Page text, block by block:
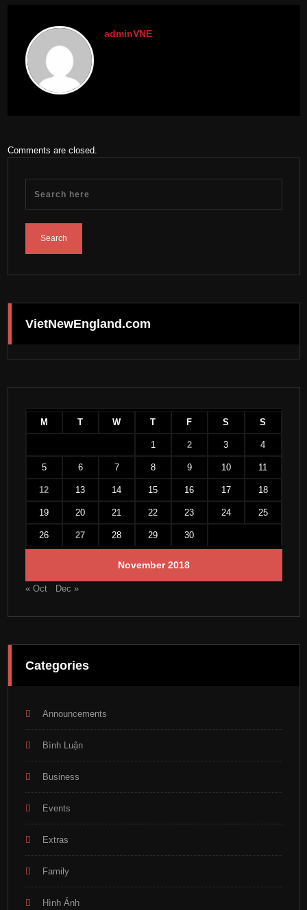
adminVNE
Comments are closed.
VietNewEngland.com
November 2018
M T W T F S S
1 2 3 4
5 6 7 8 9 10 11
12 13 14 15 16 17 18
19 20 21 22 23 24 25
26 27 28 29 30
« Oct Dec »
Categories
Announcements
Bình Luận
Business
Events
Extras
Family
Hình Ảnh